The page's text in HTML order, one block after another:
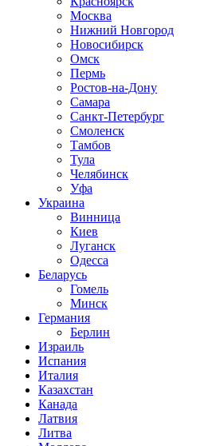
Москва
Нижний Новгород
Новосибирск
Омск
Пермь
Ростов-на-Дону
Самара
Санкт-Петербург
Смоленск
Тамбов
Тула
Челябинск
Уфа
Украина
Винница
Киев
Луганск
Одесса
Беларусь
Гомель
Минск
Германия
Берлин
Израиль
Испания
Италия
Казахстан
Канада
Латвия
Литва